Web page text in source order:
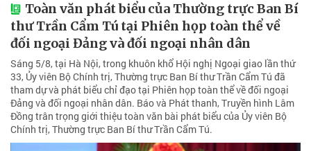
Toàn văn phát biểu của Thường trực Ban Bí
thư Trần Cẩm Tú tại Phiên họp toàn thể về
đối ngoại Đảng và đối ngoại nhân dân
Sáng 5/8, tại Hà Nội, trong khuôn khổ Hội nghị Ngoại giao lần thứ
33, Ủy viên Bộ Chính trị, Thường trực Ban Bí thư Trần Cẩm Tú đã
tham dự và phát biểu chỉ đạo tại Phiên họp toàn thể về đối ngoại
Đảng và đối ngoại nhân dân. Báo và Phát thanh, Truyền hình Lâm
Đồng trân trọng giới thiệu toàn văn bài phát biểu của Ủy viên Bộ
Chính trị, Thường trực Ban Bí thư Trần Cẩm Tú.